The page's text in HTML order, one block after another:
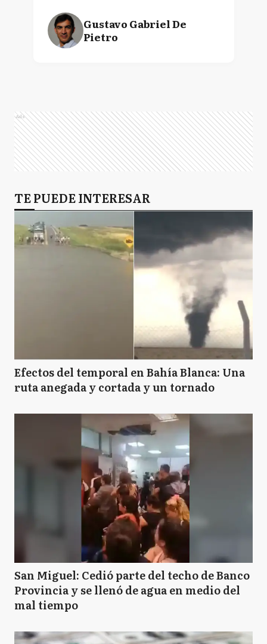
Gustavo Gabriel De
Pietro
Ads
TE PUEDE INTERESAR
Efectos del temporal en Bahía Blanca: Una
ruta anegada y cortada y un tornado
San Miguel: Cedió parte del techo de Banco
Provincia y se llenó de agua en medio del
mal tiempo